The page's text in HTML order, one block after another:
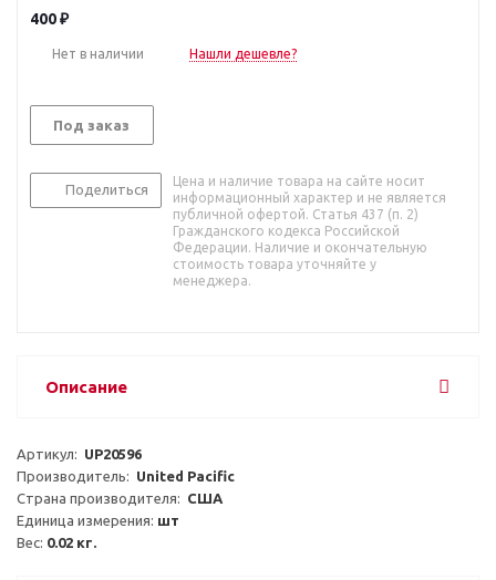
400₽
Нет в наличии Нашли дешевле?
Под заказ
Поделиться
Цена и наличие товара на сайте носит
информационный характер и не является
публичной офертой. Статья 437 (п. 2)
Гражданского кодекса Российской
Федерации. Наличие и окончательную
стоимость товара уточняйте у
менеджера.
Описание
Артикул: UP20596
Производитель: United Pacific
Страна производителя: США
Единица измерения: шт
Вес: 0.02 кг.